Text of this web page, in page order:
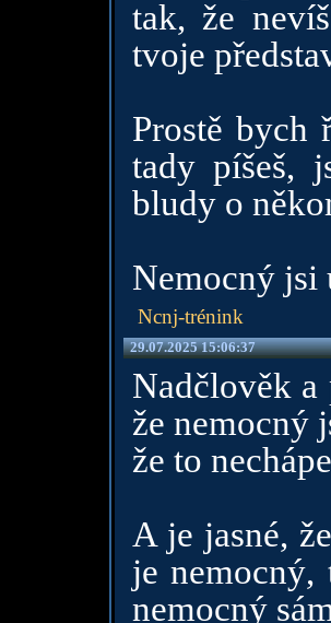
tak, že
tvoje
Prostě bych
tady píšeš,
bludy o
Nemocný jsi
Ncnj-trénink
29.07.2025 15:06:37
Nadčlověk
že nemocný
že to
A je jasné,
je
nemocný